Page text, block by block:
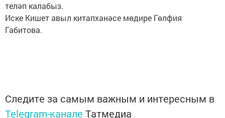
теләп калабыз.
Иске Кишет авыл китапханәсе мөдире Гөлфия
Габитова.
Следите за самым важным и интересным в
Telegram-канале Татмедиа